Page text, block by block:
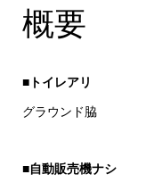
概要
■トイレアリ
グラウンド脇
■自動販売機ナシ